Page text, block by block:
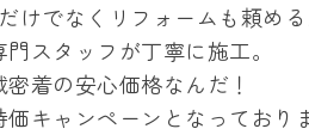
けでなくリフォームも頼める
スタッフが丁寧に施工。
着の安心価格なんだ！
キャンペーンとなっており